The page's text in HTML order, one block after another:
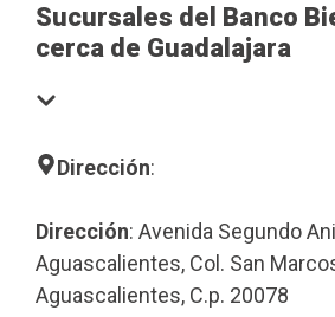
Sucursales del Banco
cerca de Guadalajara
Dirección:
Dirección: Avenida Segundo
Aguascalientes, Col. San
Aguascalientes, C.p. 20078